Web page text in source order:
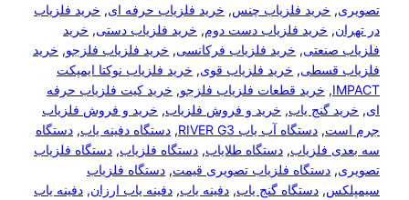
خرید فلزیاب چنس , خرید فلزیاب حرفه ای , خرید فلزیاب
خرید فلزیاب دست دوم, خرید فلزیاب دستی , خرید
, خرید فلزیاب فرکانسی , خرید فلزیاب فلزجو , خرید
قسطی, خرید فلزیاب قوی, خرید فلزیاب نوکتا ایمپکت
خرید قطعات فلزیاب فلزجو , خرید کیت فلزیاب حرفه
گنج یاب , خرید و فروش فلزیاب, خرید و فروش فلزیاب
دستگاه آب یاب RIVER G3 , دستگاه دفینه یاب, دستگاه
فلزیاب, دستگاه طلایاب, دستگاه فلزیاب, دستگاه فلزیاب
دستگاه فلزیاب تصویری قیمت, دستگاه فلزیاب
دستگاه گنج یاب, دفینه یاب, دفینه یاب ارزان, دفینه یاب